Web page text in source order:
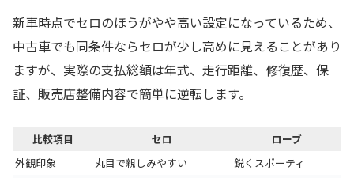
新車時点でセロのほうがやや高い設定になっているため、
中古車でも同条件ならセロが少し高めに見えることがあり
ますが、実際の支払総額は年式、走行距離、修復歴、保
証、販売店整備内容で簡単に逆転します。
比較項目 セロ
ローブ
外観印象
丸目で親しみやすい
鋭くスポーティ